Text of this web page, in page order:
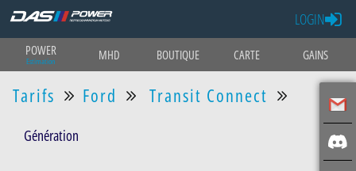
POWER
Estimation MHD BOUTIQUE CARTE GAINS
LOGIN
Tarifs Ford Transit Connect
Génération